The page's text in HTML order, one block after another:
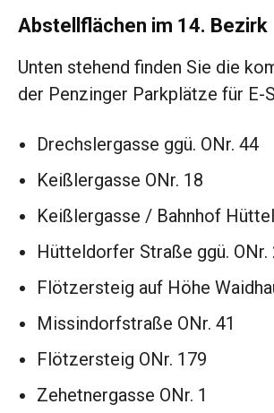
Abstellflächen im 14. Bezirk
Unten stehend finden Sie die
der Penzinger Parkplätze für E-
Drechslergasse ggü. ONr. 44
Keißlergasse ONr. 18
Keißlergasse / Bahnhof
Hütteldorfer Straße ggü. ONr.
Flötzersteig auf Höhe
Missindorfstraße ONr. 41
Flötzersteig ONr. 179
Zehetnergasse ONr. 1